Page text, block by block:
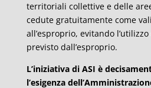
territoriali collettive e delle
cedute gratuitamente come
all’esproprio, evitando
previsto dall’esproprio.
L’iniziativa di ASI è
l’esigenza